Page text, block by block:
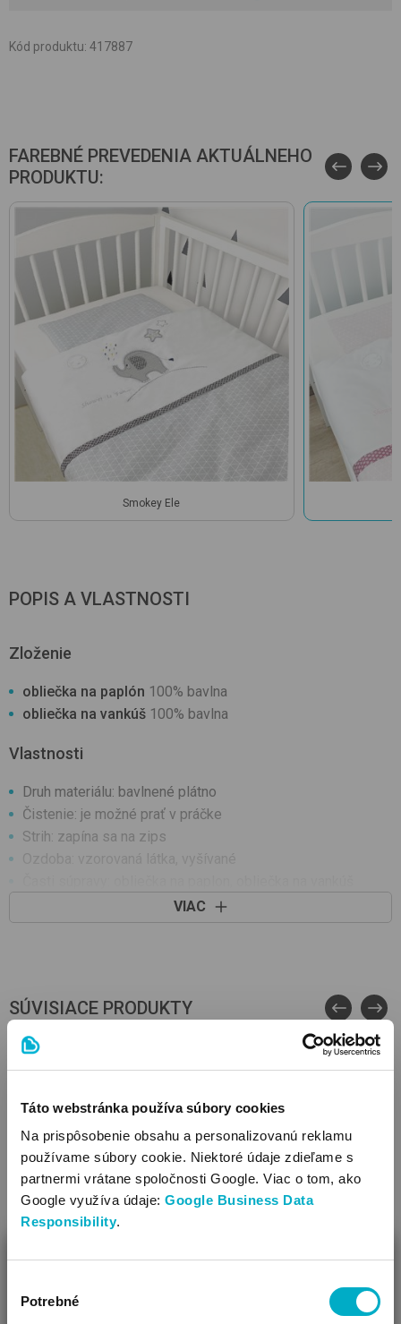
Táto webstránka používa súbory cookies
Na prispôsobenie obsahu a personalizovanú reklamu
používame súbory cookie. Niektoré údaje zdieľame s
partnermi vrátane spoločnosti Google. Viac o tom, ako
Google využíva údaje: Google Business Data
Responsibility.
súhlasu
Potrebné
Kód produktu: 417887
FAREBNÉ PREVEDENIA AKTUÁLNEHO
PRODUKTU:
Smokey Ele
POPIS A VLASTNOSTI
Zloženie
obliečka na paplón 100% bavlna
obliečka na vankúš 100% bavlna
Vlastnosti
Druh materiálu: bavlnené plátno
Čistenie: je možné prať v práčke
Strih: zapína sa na zips
Ozdoba: vzorovaná látka, vyšívané
Odporúča sa aj do škôlky
obliečka na paplón
Veľkosť (cm): 90 x 130
VIAC
SÚVISIACE PRODUKTY